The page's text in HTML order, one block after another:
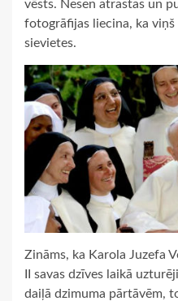
vēsts. Nesen atrastas un
fotogrāfijas liecina, ka viņš
sievietes.
Zināms, ka Karola Juzefa
II savas dzīves laikā
daiļā dzimuma pārtāvēm,